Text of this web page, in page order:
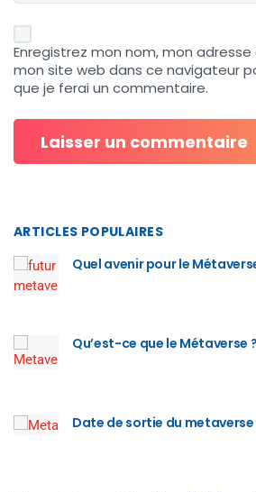
Enregistrez mon nom, mon
mon site web dans ce navigateur
que je ferai un commentaire.
ARTICLES POPULAIRES
Quel avenir pour le
Qu’est-ce que le Métaverse ?
Date de sortie du